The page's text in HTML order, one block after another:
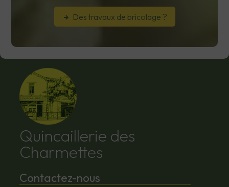
Des travaux de bricolage ?
Quincaillerie des
Charmettes
Contactez-nous